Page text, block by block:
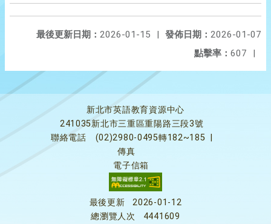
發佈日期： 2026-01-07
最後更新日期： 2026-01-15
|
點擊率： 607 |
新北市英語教育資源中心
241035新北市三重區重陽路三段3號
聯絡電話
(02)2980-0495轉182~185
傳真
電子信箱
最後更新
2026-01-12
總瀏覽人次
4441609